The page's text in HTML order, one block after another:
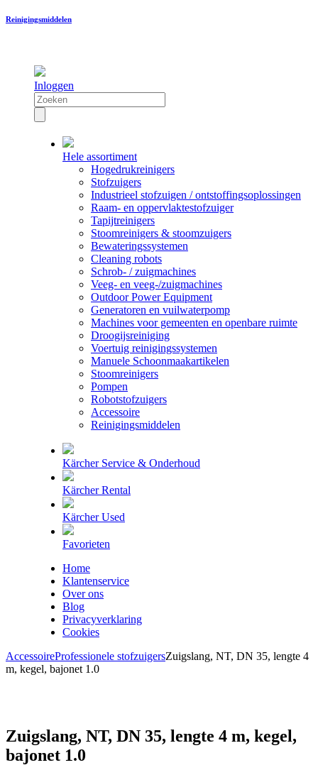
Reinigingsmiddelen
Inloggen
Hele assortiment
Hogedrukreinigers
Stofzuigers
Industrieel stofzuigen / ontstoffingsoplossingen
Raam- en oppervlaktestofzuiger
Tapijtreinigers
Stoomreinigers & stoomzuigers
Bewateringssystemen
Cleaning robots
Schrob- / zuigmachines
Veeg- en veeg-/zuigmachines
Outdoor Power Equipment
Generatoren en vuilwaterpomp
Machines voor gemeenten en openbare ruimte
Droogijsreiniging
Voertuig reinigingssystemen
Manuele Schoonmaakartikelen
Stoomreinigers
Pompen
Robotstofzuigers
Accessoire
Reinigingsmiddelen
Kärcher Service & Onderhoud
Kärcher Rental
Kärcher Used
Favorieten
Home
Klantenservice
Over ons
Blog
Privacyverklaring
Cookies
AccessoireProfessionele stofzuigersZuigslang, NT, DN 35, lengte 4
m, kegel, bajonet 1.0
Zuigslang, NT, DN 35, lengte 4 m, kegel,
bajonet 1.0